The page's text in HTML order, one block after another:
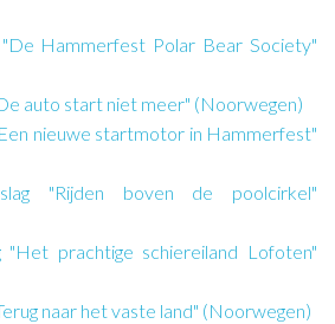
Hammerfest Polar Bear Society"
auto start niet meer" (Noorwegen)
nieuwe startmotor in Hammerfest"
"Rijden boven de poolcirkel"
"Het prachtige schiereiland Lofoten"
naar het vaste land" (Noorwegen)